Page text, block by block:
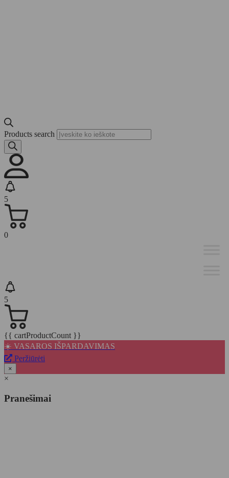
Products search
5
0
5
{{ cartProductCount }}
☀️ VASAROS IŠPARDAVIMAS
Peržiūrėti
×
×
Pranešimai